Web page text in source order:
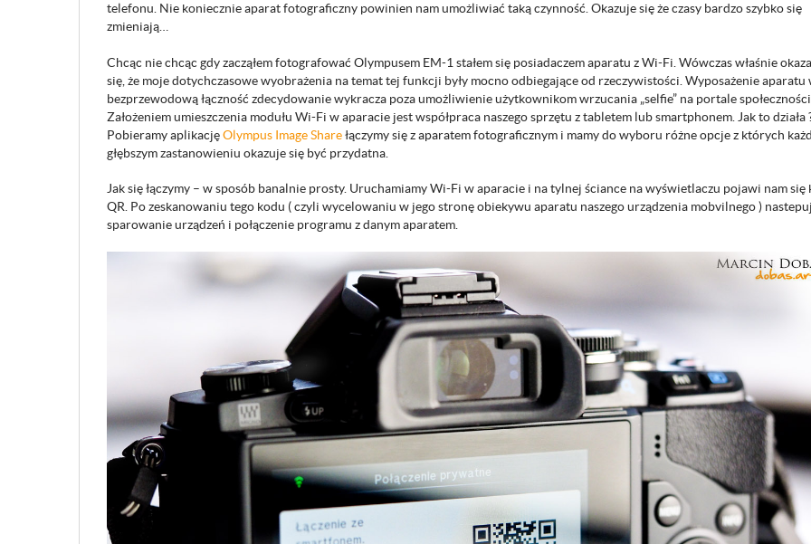
telefonu. Nie koniecznie aparat fotograficzny powinien nam umożliwiać taką czynność. Okazuje się że czasy bardzo szybko się
zmieniają…
Chcąc nie chcąc gdy zacząłem fotografować Olympusem EM-1 stałem się posiadaczem aparatu z Wi-Fi. Wówczas właśnie
się, że moje dotychczasowe wyobrażenia na temat tej funkcji były mocno odbiegające od rzeczywistości. Wyposażenie aparatu
bezprzewodową łączność zdecydowanie wykracza poza umożliwienie użytkownikom wrzucania „selfie” na portale
Założeniem umieszczenia modułu Wi-Fi w aparacie jest współpraca naszego sprzętu z tabletem lub smartphonem. Jak to działa
Pobieramy aplikacjęOlympus Image Sharełączymy się z aparatem fotograficznym i mamy do wyboru różne opcje z których
głębszym zastanowieniu okazuje się być przydatna.
Jak się łączymy – w sposób banalnie prosty. Uruchamiamy Wi-Fi w aparacie i na tylnej ściance na wyświetlaczu pojawi nam się
QR. Po zeskanowaniu tego kodu ( czyli wycelowaniu w jego stronę obiekywu aparatu naszego urządzenia mobvilnego )
sparowanie urządzeń i połączenie programu z danym aparatem.